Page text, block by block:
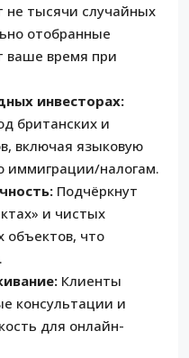
не тысячи случайных
отобранные
ваше время при
инвесторах:
британских и
включая языковую
иммиграции/налогам.
Подчёркнут
и чистых
объектов, что
Клиенты
консультации и
для онлайн-